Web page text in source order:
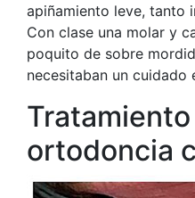
apiñamiento leve, tanto
Con clase una molar y
poquito de sobre
necesitaban un cuidado
ortodoncia